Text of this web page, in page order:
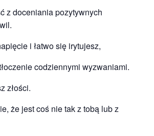
z doceniania pozytywnych
i łatwo się irytujesz,
codziennymi wyzwaniami.
złości.
że jest coś nie tak z tobą lub z